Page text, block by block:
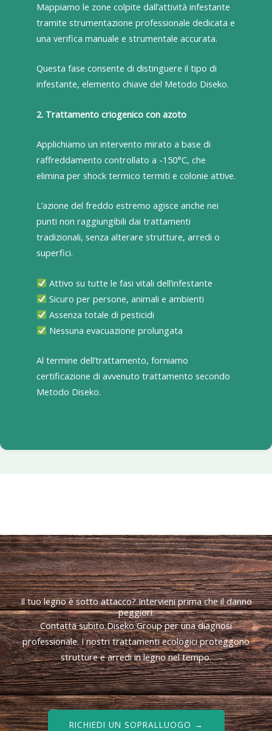
Mappiamo le zone colpite dall’attività infestante
tramite strumentazione professionale dedicata e
una verifica manuale e strumentale accurata.
Questa fase consente di distinguere il tipo di
infestante, elemento chiave del Metodo Diseko.
2. Trattamento criogenico con azoto
Applichiamo un intervento mirato a base di
raffreddamento controllato a -150°C, che
elimina per shock termico termiti e colonie attive.
L’azione del freddo estremo agisce anche nei
punti non raggiungibili dai trattamenti
tradizionali, senza alterare strutture, arredi o
superfici.
Attivo su tutte le fasi vitali dell’infestante
Sicuro per persone, animali e ambienti
Assenza totale di pesticidi
Nessuna evacuazione prolungata
Al termine dell’trattamento, forniamo
certificazione di avvenuto trattamento secondo
Metodo Diseko.
Il tuo legno è sotto attacco? Intervieni prima che il danno
peggiori.
Contatta subito Diseko Group per una diagnosi
professionale. I nostri trattamenti ecologici proteggono
strutture e arredi in legno nel tempo.
RICHIEDI UN SOPRALLUOGO →